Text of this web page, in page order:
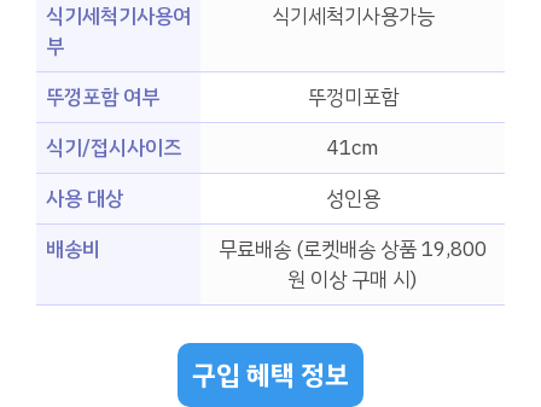
식기세척기사용여
부
식기세척기사용가능
뚜껑포함 여부
뚜껑미포함
식기/접시사이즈
41cm
사용 대상
성인용
배송비
무료배송 (로켓배송 상품 19,800
원 이상 구매 시)
구입 혜택 정보